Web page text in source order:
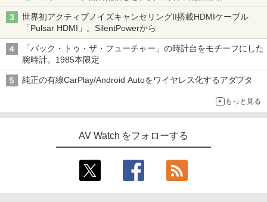
世界初アクティブノイズキャンセリングII搭載HDMIケーブル
「Pulsar HDMI」。SilentPowerから
「バック・トゥ・ザ・フューチャー」の時計台をモチーフにした
腕時計。1985本限定
純正の有線CarPlay/Android Autoをワイヤレス化するアダプタ
もっと見る
AV Watch をフォローする